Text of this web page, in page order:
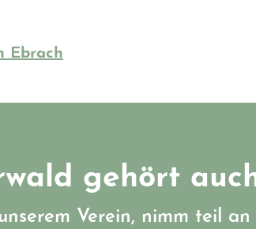
Ebrach
gehört
Verein, nimm teil an